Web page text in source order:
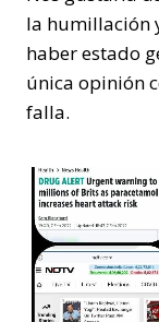
la humillación
haber estado
única opinión
falla.